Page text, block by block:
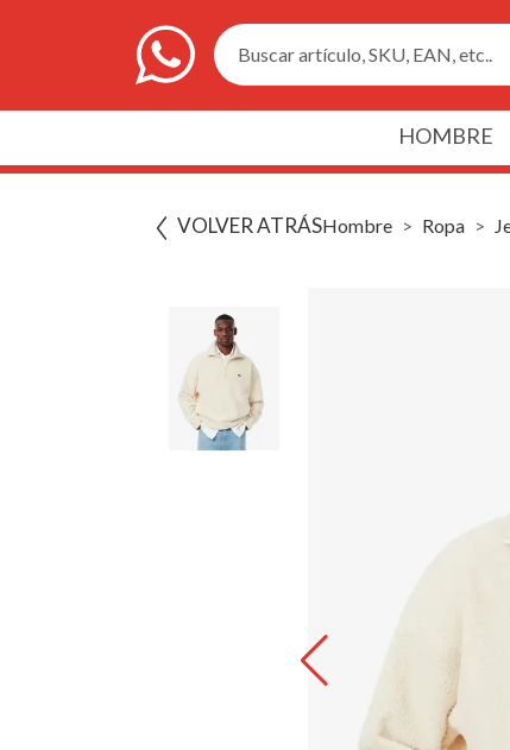
Buscar artículo, SKU, EAN, etc..
HOMBRE
VOLVER ATRÁSHombre Ropa